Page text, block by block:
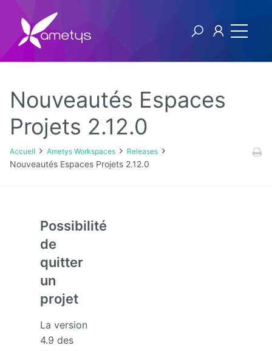
Ametys Workspaces
Releases
Nouveautés Espaces
Projets 2.12.0
Accueil Ametys Workspaces Releases
Nouveautés Espaces Projets 2.12.0
Possibilité
de
quitter
un
projet
La version
4.9 des